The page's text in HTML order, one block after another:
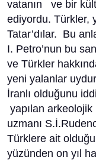
vatanın ve bir
ediyordu. Türkler,
Tatar’dılar. Bu
I. Petro’nun bu
ve Türkler
yeni yalanlar
İranlı olduğunu
yapılan
uzmanı
Türklere ait
yüzünden on yıl